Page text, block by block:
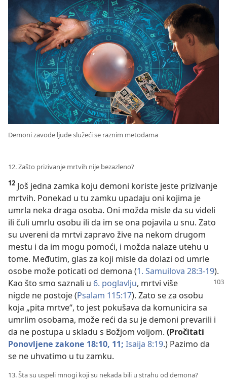
Demoni zavode ljude služeći se raznim metodama
12. Zašto prizivanje mrtvih nije bezazleno?
12 Još jedna zamka koju demoni koriste jeste prizivanje
mrtvih. Ponekad u tu zamku upadaju oni kojima je
umrla neka draga osoba. Oni možda misle da su videli
ili čuli umrlu osobu ili da im se ona pojavila u snu. Zato
su uvereni da mrtvi zapravo žive na nekom drugom
mestu i da im mogu pomoći, i možda nalaze utehu u
tome. Međutim, glas za koji misle da dolazi od umrle
osobe može poticati od demona (1. Samuilova 28:3-19).
Kao što smo saznali u 6. poglavlju, mrtvi više
nigde ne postoje (Psalam 115:17). Zato se za osobu
koja „pita mrtve“, to jest pokušava da komunicira sa
umrlim osobama, može reći da su je demoni prevarili i
da ne postupa u skladu s Božjom voljom. (Pročitati
Ponovljene zakone 18:10, 11; Isaija 8:19.) Pazimo da
se ne uhvatimo u tu zamku.
13. Šta su uspeli mnogi koji su nekada bili u strahu od demona?